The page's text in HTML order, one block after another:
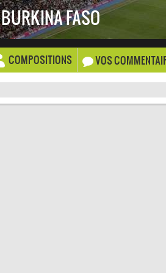
BURKINA FASO
COMPOSITIONS VOS